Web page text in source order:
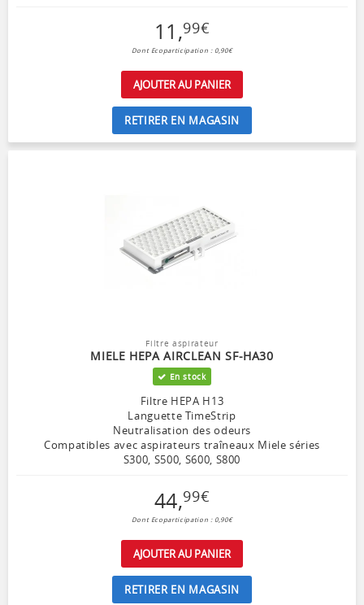
11 ,99€
Dont Ecoparticipation : 0,90€
AJOUTER AU PANIER
RETIRER EN MAGASIN
Filtre aspirateur
MIELE HEPA AIRCLEAN SF-HA30
En stock
Filtre HEPA H13
Languette TimeStrip
Neutralisation des odeurs
Compatibles avec aspirateurs traîneaux Miele séries
S300, S500, S600, S800
44,99€
Dont Ecoparticipation : 0,90€
AJOUTER AU PANIER
RETIRER EN MAGASIN